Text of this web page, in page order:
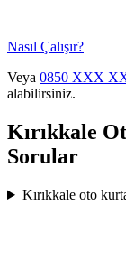
Nasıl Çalışır?
Veya 0850 XXX
alabilirsiniz.
Kırıkkale
Sorular
Kırıkkale oto